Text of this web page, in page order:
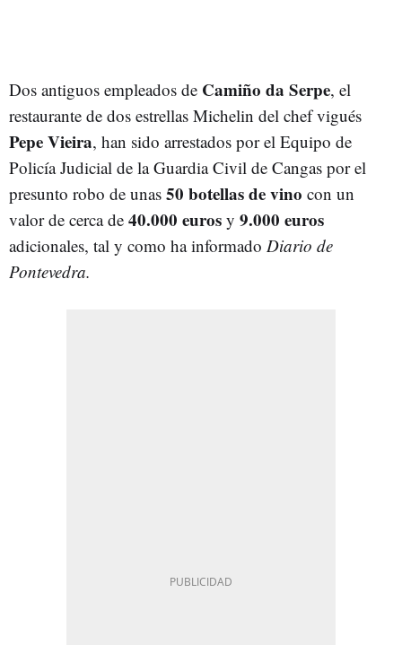
Dos antiguos empleados de Camiño da Serpe, el
restaurante de dos estrellas Michelin del chef vigués
Pepe Vieira, han sido arrestados por el Equipo de
Policía Judicial de la Guardia Civil de Cangas por el
presunto robo de unas 50 botellas de vino con un
valor de cerca de 40.000 euros y 9.000 euros
adicionales, tal y como ha informado Diario de
Pontevedra.